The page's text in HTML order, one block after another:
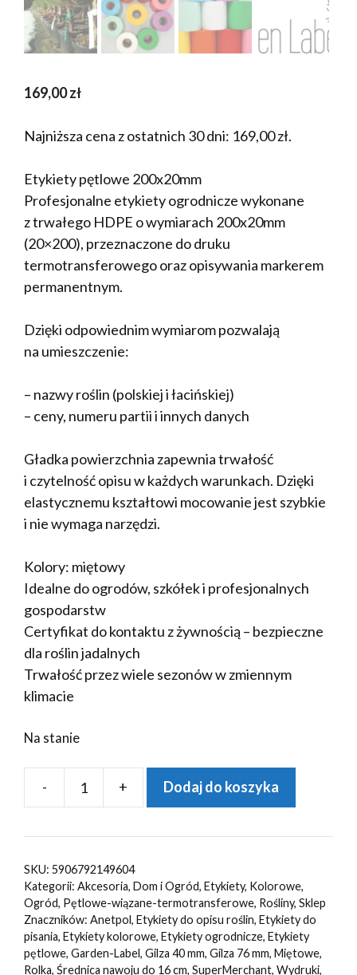
169,00zł
Najniższa cena z ostatnich 30 dni: 169,00zł.
Etykiety pętlowe 200x20mm
Profesjonalne etykiety ogrodnicze wykonane
z trwałego HDPE o wymiarach 200x20mm
(20×200), przeznaczone do druku
termotransferowego oraz opisywania markerem
permanentnym.
Dzięki odpowiednim wymiarom pozwalają
na umieszczenie:
– nazwy roślin (polskiej i łacińskiej)
– ceny, numeru partii i innych danych
Gładka powierzchnia zapewnia trwałość
i czytelność opisu w każdych warunkach. Dzięki
elastycznemu kształtowi mocowanie jest szybkie
i nie wymaga narzędzi.
Kolory: miętowy
Idealne do ogrodów, szkółek i profesjonalnych
gospodarstw
Certyfikat do kontaktu z żywnością – bezpieczne
dla roślin jadalnych
Trwałość przez wiele sezonów w zmiennym
klimacie
Na stanie
-
ilość
ogrodnicze/sadownicze
MIĘTOWE
200x20mm(20x200)
2000szt
+ Dodaj do koszyka
SKU: 5906792149604
Kategorii: Akcesoria, Dom i Ogród, Etykiety, Kolorowe,
Ogród, Pętlowe-wiązane-termotransferowe, Rośliny, Sklep
Znaczników: Anetpol, Etykiety do opisu roślin, Etykiety do
pisania, Etykiety kolorowe, Etykiety ogrodnicze, Etykiety
pętlowe, Garden-Label, Gilza 40 mm, Gilza 76 mm, Miętowe,
Rolka, Średnica nawoju do 16 cm, SuperMerchant, Wydruki,